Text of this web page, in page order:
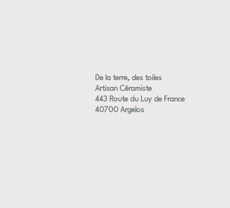
De la terre, des toiles
Artisan Céramiste
443 Route du Luy de France
40700 Argelos